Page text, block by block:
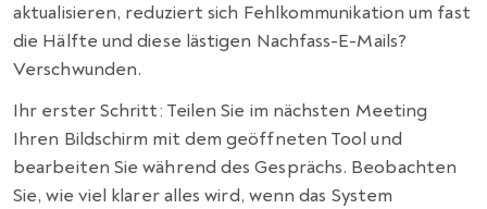
aktualisieren, reduziert sich Fehlkommunikation um fast
die Hälfte und diese lästigen Nachfass-E-Mails?
Verschwunden.
Ihr erster Schritt: Teilen Sie im nächsten Meeting
Ihren Bildschirm mit dem geöffneten Tool und
bearbeiten Sie während des Gesprächs. Beobachten
Sie, wie viel klarer alles wird, wenn das System